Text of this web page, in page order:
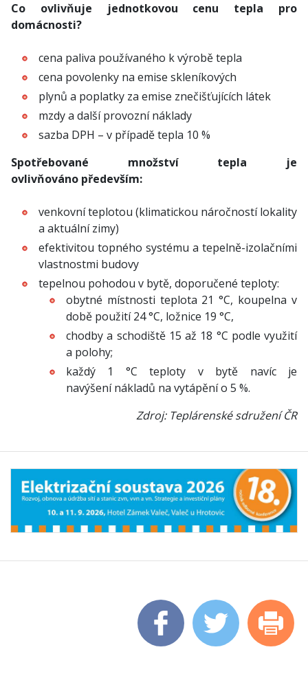
Co ovlivňuje jednotkovou cenu tepla pro
domácnosti?
cena paliva používaného k výrobě tepla
cena povolenky na emise skleníkových
plynů a poplatky za emise znečišťujících látek
mzdy a další provozní náklady
sazba DPH – v případě tepla 10 %
Spotřebované množství tepla je
ovlivňováno především:
venkovní teplotou (klimatickou náročností lokality
a aktuální zimy)
efektivitou topného systému a tepelně-izolačními
vlastnostmi budovy
tepelnou pohodou v bytě, doporučené teploty:
obytné místnosti teplota 21 °C, koupelna v
době použití 24 °C, ložnice 19 °C,
chodby a schodiště 15 až 18 °C podle využití
a polohy;
každý 1 °C teploty v bytě navíc je
navýšení nákladů na vytápění o 5 %.
Zdroj: Teplárenské sdružení ČR